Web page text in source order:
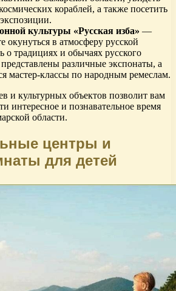
кораблей, а также посетить
культуры «Русская изба» —
окунуться в атмосферу русской
о традициях и обычаях русского
различные экспонаты, а
мастер-классы по народным ремеслам.
и культурных объектов позволит вам
интересное и познавательное время
области.
центры и
для детей